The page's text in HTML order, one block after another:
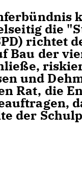
die
richtet
Bau der
und
Rat, die
der